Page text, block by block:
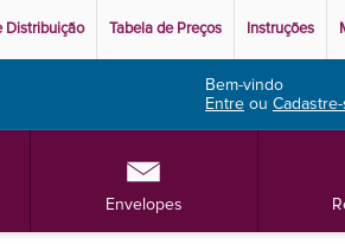
Distribuição Tabela de Preços Instruções
Bem-vindo
Entre ou
Envelopes